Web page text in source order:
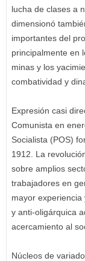
lucha de clases a
dimensionó
importantes del
principalmente en
minas y los
combatividad y
Expresión casi
Comunista en
Socialista (POS)
1912. La
sobre amplios
trabajadores en
mayor
y anti-oligárquica
acercamiento al
Núcleos de